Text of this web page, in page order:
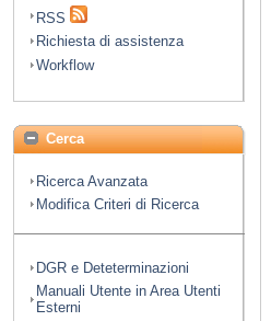
RSS
Richiesta di assistenza
Workflow
Cerca
Ricerca Avanzata
Modifica Criteri di Ricerca
DGR e Deteterminazioni
Manuali Utente in Area Utenti
Esterni